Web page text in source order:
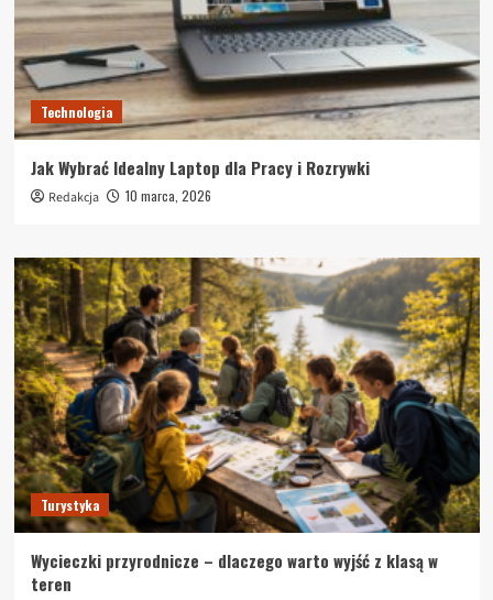
Technologia
Jak Wybrać Idealny Laptop dla Pracy i Rozrywki
Redakcja 10 marca, 2026
Turystyka
Wycieczki przyrodnicze – dlaczego warto wyjść z klasą w
teren